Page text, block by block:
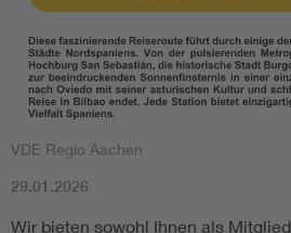
VDE Regio Aachen
29.01.2026
Wir bieten sowohl Ihnen als